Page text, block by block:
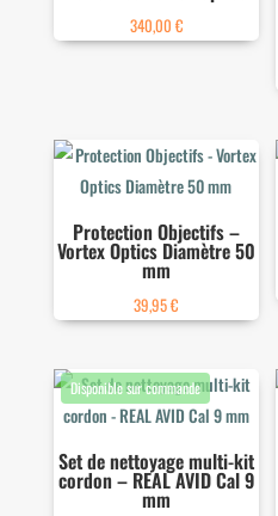
340,00 €
Protection Objectifs –
Vortex Optics Diamètre 50
mm
39,95€
Set de nettoyage multi-kit
cordon – REAL AVID Cal 9
mm